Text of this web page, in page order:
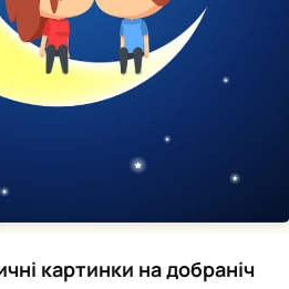
картинки на добраніч